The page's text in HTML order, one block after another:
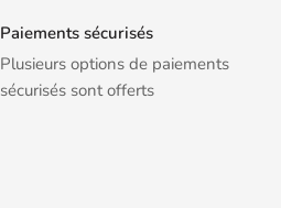
Paiements sécurisés
Plusieurs options de paiements
sécurisés sont offerts